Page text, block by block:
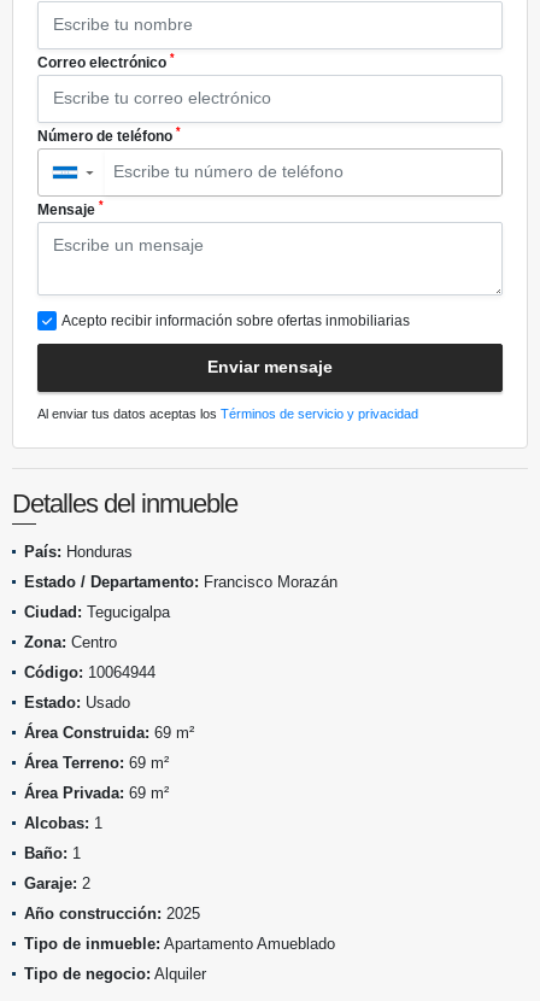
Correo electrónico *
Número de teléfono *
▼
Mensaje *
Acepto recibir información sobre ofertas inmobiliarias
Enviar mensaje
Al enviar tus datos aceptas los Términos de servicio y privacidad
Detalles del inmueble
País: Honduras
Estado / Departamento: Francisco Morazán
Ciudad: Tegucigalpa
Zona: Centro
Código: 10064944
Estado: Usado
Área Construida: 69 m²
Área Terreno: 69 m²
Área Privada: 69 m²
Alcobas: 1
Baño: 1
Garaje: 2
Año construcción: 2025
Tipo de inmueble: Apartamento Amueblado
Tipo de negocio: Alquiler